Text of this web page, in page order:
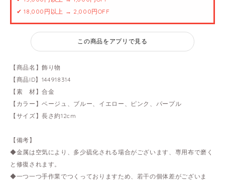
✔ 18,000円以上 → 2,000円OFF
この商品をアプリで見る
【商品名】飾り物
【商品ID】144918314
【素 材】合金
【カラー】ベージュ、ブルー、イエロー、ピンク、パープル
【サイズ】長さ約12cm
【備考】
◆金属は空気により、多少硫化される場合がございます、専用布で磨く
と修復されます。
◆一つ一つ手作業でつくっておりますため、若干の個体差がございま